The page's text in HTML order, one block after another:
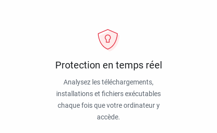
Protection en temps réel
Analysez les téléchargements,
installations et fichiers exécutables
chaque fois que votre ordinateur y
accède.